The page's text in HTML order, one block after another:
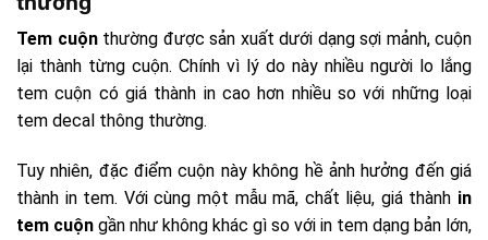
Tem cuộnthường được sản xuất dưới dạng sợi mảnh, cuộn
lại thành từng cuộn. Chính vì lý do này nhiều người lo lắng
tem cuộn có giá thành in cao hơn nhiều so với những loại
tem decal thông thường.
Tuy nhiên, đặc điểm cuộn này không hề ảnh hưởng đến giá
thành in tem. Với cùng một mẫu mã, chất liệu, giá thành in
tem cuộn gần như không khác gì so với in tem dạng bản lớn,